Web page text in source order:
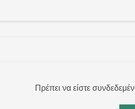
Πρέπει να είστε